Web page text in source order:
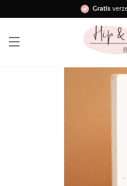
Gratis
Binnen 3